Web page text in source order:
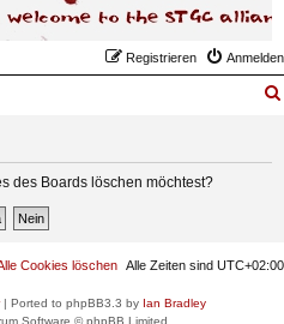
Anmelden
Registrieren
des Boards löschen möchtest?
Alle Zeiten sind UTC+02:00
Cookies löschen
| Ported to phpBB3.3 by Ian Bradley
Software © phpBB Limited